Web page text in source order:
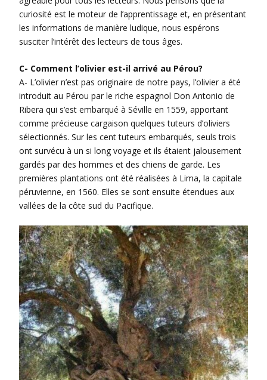
curiosité est le moteur de l’apprentissage et, en présentant
les informations de manière ludique, nous espérons
susciter l’intérêt des lecteurs de tous âges.
C- Comment l’olivier est-il arrivé au Pérou?
A- L’olivier n’est pas originaire de notre pays, l’olivier a été
introduit au Pérou par le riche espagnol Don Antonio de
Ribera qui s’est embarqué à Séville en 1559, apportant
comme précieuse cargaison quelques tuteurs d’oliviers
sélectionnés. Sur les cent tuteurs embarqués, seuls trois
ont survécu à un si long voyage et ils étaient jalousement
gardés par des hommes et des chiens de garde. Les
premières plantations ont été réalisées à Lima, la capitale
péruvienne, en 1560. Elles se sont ensuite étendues aux
vallées de la côte sud du Pacifique.